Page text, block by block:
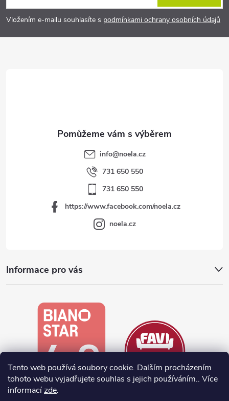
Tento web používá soubory cookie. Dalším procházením
tohoto webu vyjadřujete souhlas s jejich používáním.. Více
informacízde.
p
a
Vložením e-mailu souhlasíte s podmínkami ochrany osobních údajů
Informace pro vás
info@noela.cz
731 650 550
731 650 550
https://www.facebook.com/noela.cz
noela.cz